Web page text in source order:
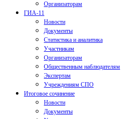
Организаторам
ГИА-11
Новости
Документы
Статистика и аналитика
Участникам
Организаторам
Общественным наблюдателям
Экспертам
Учреждениям СПО
Итоговое сочинение
Новости
Документы